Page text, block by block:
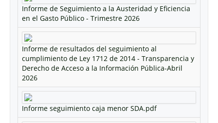
Informe de Seguimiento a la Austeridad y Eficiencia
en el Gasto Público - Trimestre 2026
Informe de resultados del seguimiento al
cumplimiento de Ley 1712 de 2014 - Transparencia y
Derecho de Acceso a la Información Pública-Abril
2026
Informe seguimiento caja menor SDA.pdf